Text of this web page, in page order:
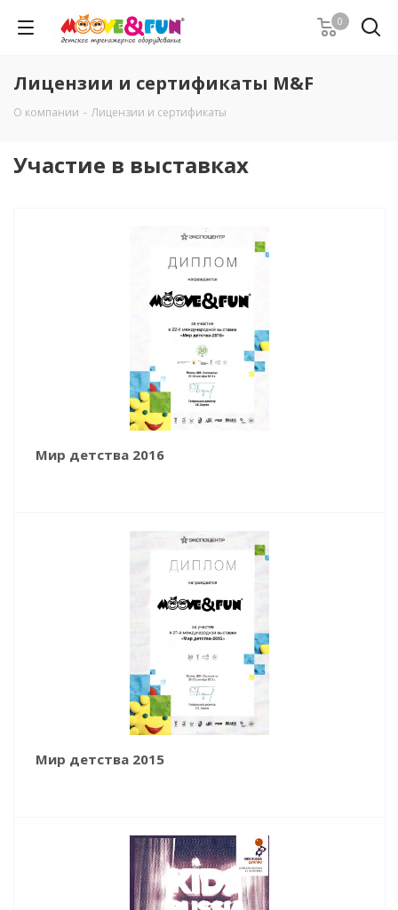
0
Лицензии и сертификаты M&F
О компании - Лицензии и сертификаты
Участие в выставках
Мир детства 2016
Мир детства 2015